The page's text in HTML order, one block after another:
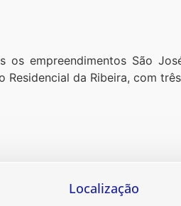
os empreendimentos São
da Ribeira, com
Localização